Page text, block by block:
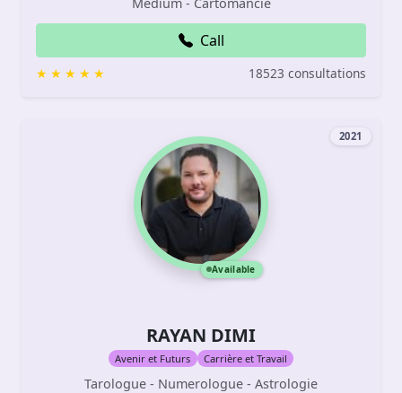
Call
18523 consultations
2021
Available
RAYAN DIMI
Avenir et Futurs Carrière et Travail
Tarologue - Numerologue - Astrologie